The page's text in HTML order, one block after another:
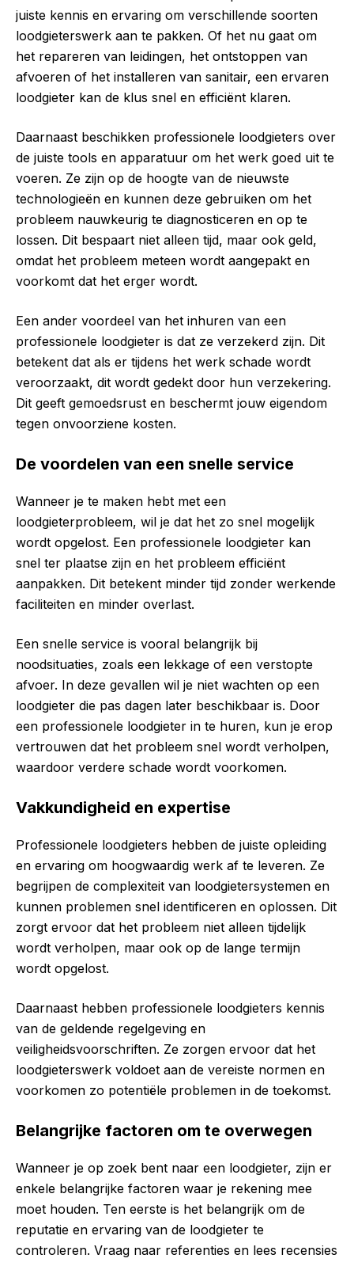
juiste kennis en ervaring om verschillende soorten
loodgieterswerk aan te pakken. Of het nu gaat om
het repareren van leidingen, het ontstoppen van
afvoeren of het installeren van sanitair, een ervaren
loodgieter kan de klus snel en efficiënt klaren.
Daarnaast beschikken professionele loodgieters over
de juiste tools en apparatuur om het werk goed uit te
voeren. Ze zijn op de hoogte van de nieuwste
technologieën en kunnen deze gebruiken om het
probleem nauwkeurig te diagnosticeren en op te
lossen. Dit bespaart niet alleen tijd, maar ook geld,
omdat het probleem meteen wordt aangepakt en
voorkomt dat het erger wordt.
Een ander voordeel van het inhuren van een
professionele loodgieter is dat ze verzekerd zijn. Dit
betekent dat als er tijdens het werk schade wordt
veroorzaakt, dit wordt gedekt door hun verzekering.
Dit geeft gemoedsrust en beschermt jouw eigendom
tegen onvoorziene kosten.
De voordelen van een snelle service
Wanneer je te maken hebt met een
loodgieterprobleem, wil je dat het zo snel mogelijk
wordt opgelost. Een professionele loodgieter kan
snel ter plaatse zijn en het probleem efficiënt
aanpakken. Dit betekent minder tijd zonder werkende
faciliteiten en minder overlast.
Een snelle service is vooral belangrijk bij
noodsituaties, zoals een lekkage of een verstopte
afvoer. In deze gevallen wil je niet wachten op een
loodgieter die pas dagen later beschikbaar is. Door
een professionele loodgieter in te huren, kun je erop
vertrouwen dat het probleem snel wordt verholpen,
waardoor verdere schade wordt voorkomen.
Vakkundigheid en expertise
Professionele loodgieters hebben de juiste opleiding
en ervaring om hoogwaardig werk af te leveren. Ze
begrijpen de complexiteit van loodgietersystemen en
kunnen problemen snel identificeren en oplossen. Dit
zorgt ervoor dat het probleem niet alleen tijdelijk
wordt verholpen, maar ook op de lange termijn
wordt opgelost.
Daarnaast hebben professionele loodgieters kennis
van de geldende regelgeving en
veiligheidsvoorschriften. Ze zorgen ervoor dat het
loodgieterswerk voldoet aan de vereiste normen en
voorkomen zo potentiële problemen in de toekomst.
Belangrijke factoren om te overwegen
Wanneer je op zoek bent naar een loodgieter, zijn er
enkele belangrijke factoren waar je rekening mee
moet houden. Ten eerste is het belangrijk om de
reputatie en ervaring van de loodgieter te
controleren. Vraag naar referenties en lees recensies